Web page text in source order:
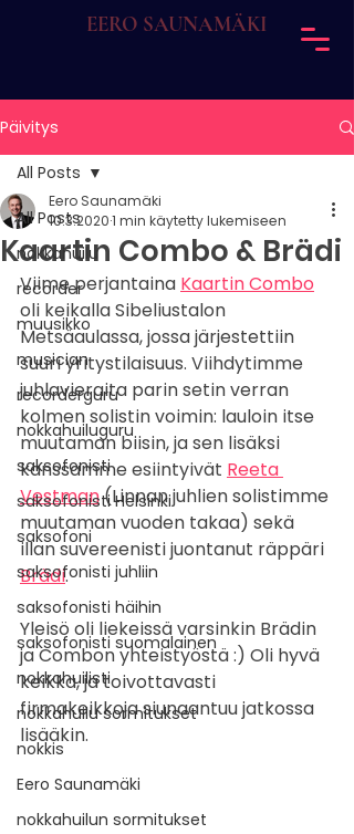
EERO SAUNAMÄKI
Päivitys
All Posts
nokkahuilu
recorder
muusikko
musician
recorderguru
nokkahuiluguru
saksofonisti
saksofonisti Helsinki
saksofoni
saksofonisti juhliin
saksofonisti häihin
saksofonisti suomalainen
nokkahuilisti
nokkahuilu sormitukset
nokkis
Eero Saunamäki
nokkahuilun sormitukset
All Posts
Kaartin Combo & Brädi
Eero Saunamäki
10.3.20201 min käytetty lukemiseen
Viime perjantaina Kaartin Combo
oli keikalla Sibeliustalon
Metsäaulassa, jossa järjestettiin
suuri yritystilaisuus. Viihdytimme
juhlavieraita parin setin verran
kolmen solistin voimin: lauloin itse
muutaman biisin, ja sen lisäksi
kanssamme esiintyivät Reeta
Vestman (Linnan juhlien solistimme
muutaman vuoden takaa) sekä
illan suvereenisti juontanut räppäri
Brädi.
Yleisö oli liekeissä varsinkin Brädin
ja Combon yhteistyöstä :) Oli hyvä
keikka, ja toivottavasti
firmakeikkoja siunaantuu jatkossa
lisääkin.